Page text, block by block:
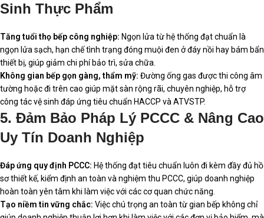
Sinh Thực Phẩm
Tăng tuổi thọ bếp công nghiệp: Ngọn lửa từ hệ thống đạt chuẩn là
ngọn lửa sạch, hạn chế tình trạng đóng muội đen ở đáy nồi hay bám bẩn
thiết bị, giúp giảm chi phí bảo trì, sửa chữa.
Không gian bếp gọn gàng, thẩm mỹ: Đường ống gas được thi công âm
tường hoặc đi trên cao giúp mặt sàn rộng rãi, chuyên nghiệp, hỗ trợ
công tác vệ sinh đáp ứng tiêu chuẩn HACCP và ATVSTP.
5. Đảm Bảo Pháp Lý PCCC & Nâng Cao
Uy Tín Doanh Nghiệp
Đáp ứng quy định PCCC: Hệ thống đạt tiêu chuẩn luôn đi kèm đầy đủ hồ
sơ thiết kế, kiểm định an toàn và nghiệm thu PCCC, giúp doanh nghiệp
hoàn toàn yên tâm khi làm việc với các cơ quan chức năng.
Tạo niềm tin vững chắc: Việc chú trọng an toàn từ gian bếp không chỉ